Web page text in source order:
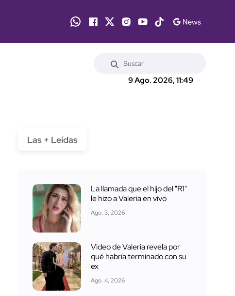
9 Ago. 2026, 11:49
Las + Leídas
La llamada que el hijo del "R1"
le hizo a Valeria en vivo
Ago. 3, 2026
Video de Valeria revela por
qué habría terminado con su
ex
Ago. 4, 2026